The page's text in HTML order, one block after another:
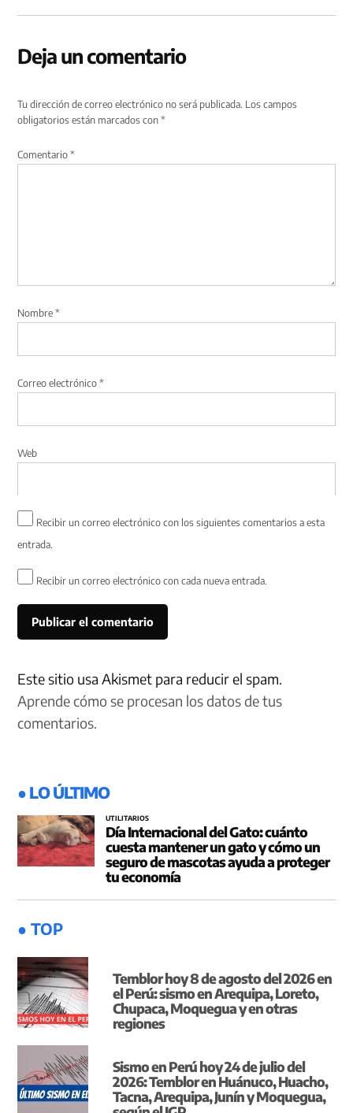
Deja un comentario
Tu dirección de correo electrónico no será publicada. Los campos
obligatorios están marcados con*
Comentario*
Nombre*
Correo electrónico*
Web
Recibir un correo electrónico con los siguientes comentarios a esta
entrada.
Recibir un correo electrónico con cada nueva entrada.
Este sitio usa Akismet para reducir el spam.
Aprende cómo se procesan los datos de tus
comentarios.
● LO ÚLTIMO
UTILITARIOS
Día Internacional del Gato: cuánto
cuesta mantener un gato y cómo un
seguro de mascotas ayuda a proteger
tu economía
● TOP
Temblor hoy 8 de agosto del 2026 en
el Perú: sismo en Arequipa, Loreto,
Chupaca, Moquegua y en otras
regiones
Sismo en Perú hoy 24 de julio del
2026: Temblor en Huánuco, Huacho,
Tacna, Arequipa, Junín y Moquegua,